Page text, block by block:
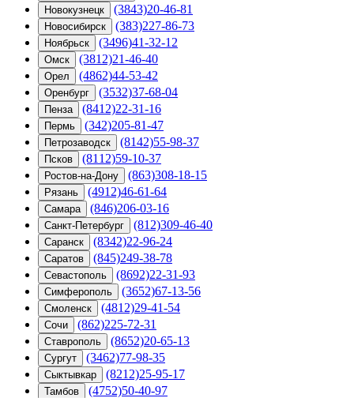
Новокузнецк (3843)20-46-81
Новосибирск (383)227-86-73
Ноябрьск (3496)41-32-12
Омск (3812)21-46-40
Орел (4862)44-53-42
Оренбург (3532)37-68-04
Пенза (8412)22-31-16
Пермь (342)205-81-47
Петрозаводск (8142)55-98-37
Псков (8112)59-10-37
Ростов-на-Дону (863)308-18-15
Рязань (4912)46-61-64
Самара (846)206-03-16
Санкт-Петербург (812)309-46-40
Саранск (8342)22-96-24
Саратов (845)249-38-78
Севастополь (8692)22-31-93
Симферополь (3652)67-13-56
Смоленск (4812)29-41-54
Сочи (862)225-72-31
Ставрополь (8652)20-65-13
Сургут (3462)77-98-35
Сыктывкар (8212)25-95-17
Тамбов (4752)50-40-97